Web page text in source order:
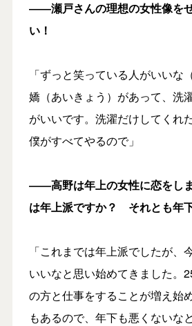
――瀬戸さんの理想の女性像を
い！
「ずっと笑っている人がいいな
嬌（あいきょう）があって、洗
がいいです。洗濯だけしてくれ
僕がすべてやるので」
――高野は年上の女性に恋をし
は年上派ですか？ それとも年
「これまでは年上派でしたが、
いいなと思い始めてきました。
の方と仕事をすることが増え始
もあるので、年下も悪くないな